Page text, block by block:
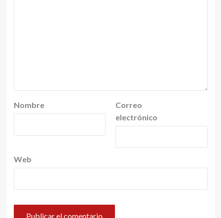
Nombre
Correo
electrónico
Web